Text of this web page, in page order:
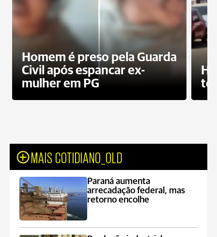
Homem é preso pela Guarda
Civil após espancar ex-
mulher em PG
MAIS COTIDIANO_OLD
Paraná aumenta
arrecadação federal, mas
retorno encolhe